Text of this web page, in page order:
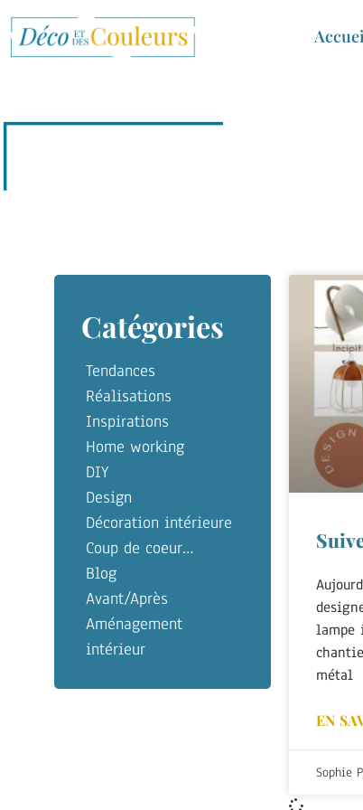
Catégories
Tendances
Réalisations
Inspirations
Home working
DIY
Design
Décoration intérieure
Coup de coeur…
Blog
Avant/Après
Aménagement
intérieur
lampe
métal
EN
Sophie